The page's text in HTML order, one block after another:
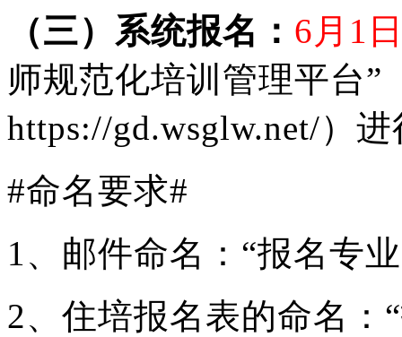
（三）系统报名： 6月1
师规范化培训管理平台”
https://gd.wsglw.net/）
#命名要求#
1、邮件命名：“报名专
2、住培报名表的命名：